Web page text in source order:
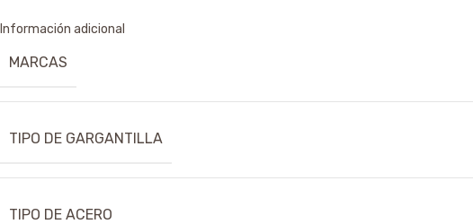
Información adicional
MARCAS
TIPO DE GARGANTILLA
TIPO DE ACERO